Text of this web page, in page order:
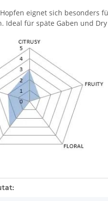
eignet sich besonders
Ideal für späte Gaben und